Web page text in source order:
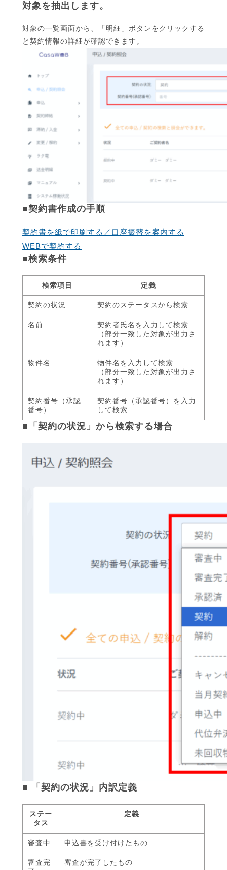
対象を抽出します。
対象の一覧画面から、「明細」ボタンをクリックする
と契約情報の詳細が確認できます。
■契約書作成の手順
契約書を紙で印刷する／口座振替を案内する
WEBで契約する
■検索条件
検索項目 定義
契約の状況 契約のステータスから検索
名前
契約者氏名を入力して検索
（部分一致した対象が出力さ
れます）
物件名
物件名を入力して検索
（部分一致した対象が出力さ
れます）
契約番号（承認
番号）
契約番号（承認番号）を入力
して検索
■「契約の状況」から検索する場合
■ 「契約の状況」内訳定義
ステー
タス
定義
審査中 申込書を受け付けたもの
審査完
審査が完了したもの